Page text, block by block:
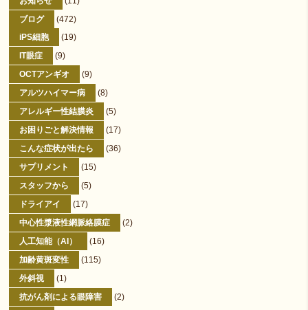
ブログ
(472)
iPS細胞
(19)
IT眼症
(9)
OCTアンギオ
(9)
アルツハイマー病
(8)
アレルギー性結膜炎
(5)
お困りごと解決情報
(17)
こんな症状が出たら
(36)
サプリメント
(15)
スタッフから
(5)
ドライアイ
(17)
中心性漿液性網脈絡膜症
(2)
人工知能（AI）
(16)
加齢黄斑変性
(115)
外斜視
(1)
抗がん剤による眼障害
(2)